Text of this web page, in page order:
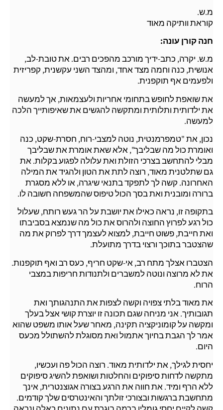
מ.ש.
קוראת וותיקה מאוד
חנה קורן עונה:
מ.ש. יקרה, כתב-ידיך מורכב מהפכים רבים. את טובת-לב,
אנושית, כנה וחמה מצד אחד, ומהצד השני עקשנית, קפריזית
ולפעמים אף תוקפנית.
את שואפת לחופש בתחומי אחריות ולעצמאות, אך למעשה
את ילדותית ותלותית ומתקשה להגשים את שאיפותייך הלכה
למעשה.
נכון, את "טמפרמנטית, נוטה למצבי-רוח, חסרת-שקט, כנה
ואומרת כול מה שבליבך", אלא שאת אומרת את שבליבך
מבלי להתחשב בצרכי הזולת ואת עלולה לפגוע בקלות. את
גם שתלטנית מאוד, רוצה לתת את הטון ולהגיד את המילה
האחרונה. קשה לך לתפקד בתנאי שיגרה, או ללא מסגרת
ברורה ומובנית ואת בסך הכול טיפוס שהמשפחה חשובה לו.
בתקופה זו, נראה כאילו את יושבת על הר געש רותח, שעלול
כול רגע לפרוץ החוצה ולהרוס את כול מה שנמצא בסביבתו
ואת חייבת, פשוט חייבת, למצוא לעצמך דרך לפרוק את מה
שהצטבר בתוכך ורצוי בדרך מתועלת.
הצטברו אצלך מתח רב, אי-שקט חריף, כעס רב ואף תוקפנות.
את לא מרוצה ונוטה למשברים ולתנודות חריפות במצבי
הרוח.
את מאוד בלתי צפויה וקשה לצפות את התנהגותך ואת
תגובותיך. אני מניחה שגם תכונה זו יוצרת קושי אצל בעלך
ומקשה על קומוניקציה תקינה, מאחר שעל אותו משפט שהוא
אמר לך הגבת בחיוך אתמול ואת מסוגלת להשתולל מכעס
היום.
יחסית לגילך, את ילדותית מאוד. רוצה הכול פה ועכשיו,
מתקשה לדחות סיפוקים והחלטות ושואפת להשיג סיפוקים
ללא הרף ומיד. את חווה את הרגע בצורה אגוצנטרית, אינך
מתחשבת ברגשות ובצורכי זולתך והאינטרסים שלך קודמים.